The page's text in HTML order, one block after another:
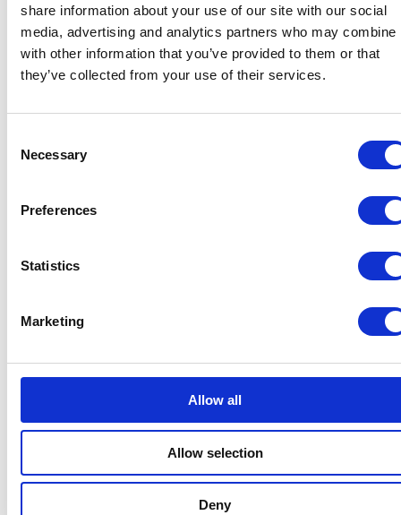
share information about your use of our site with our social
media, advertising and analytics partners who may combine
with other information that you’ve provided to them or that
they’ve collected from your use of their services.
Selection
Necessary
Preferences
Statistics
Marketing
Allow all
Allow selection
Deny
Tymes4 est une plateforme de billetterie de pointe utilisée par des
organisations sportives innovantes telles que Feyenoord Rotterdam